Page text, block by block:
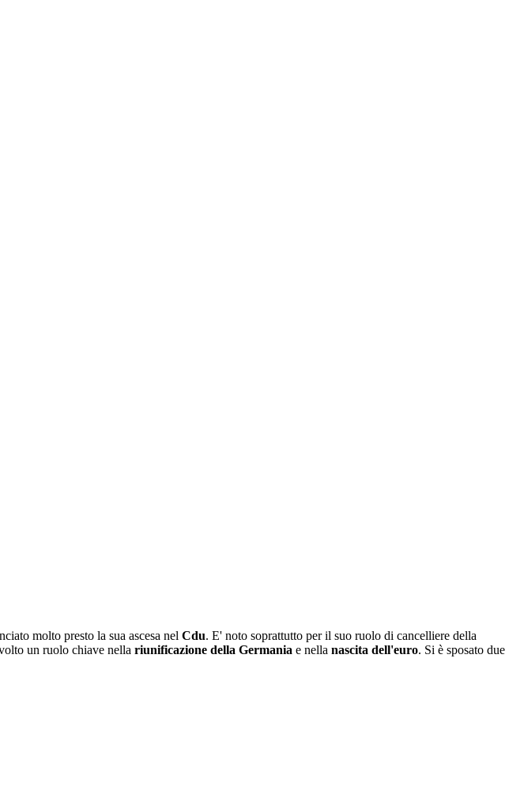
molto presto la sua ascesa nel Cdu. E' noto soprattutto per il suo ruolo di cancelliere della
un ruolo chiave nella riunificazione della Germania e nella nascita dell'euro. Si è sposato due